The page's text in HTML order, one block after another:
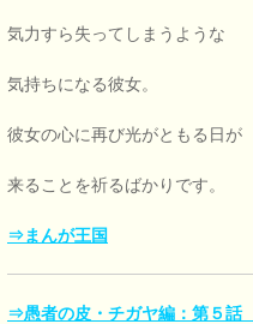
気力すら失ってしまうような
気持ちになる彼女。
彼女の心に再び光がともる日が
来ることを祈るばかりです。
⇒まんが王国
⇒愚者の皮・チガヤ編：第５